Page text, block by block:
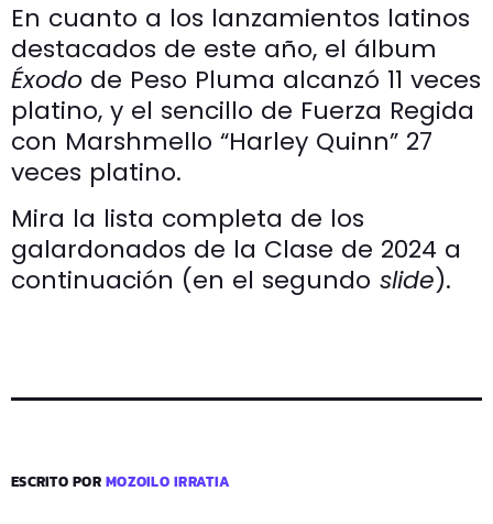
En cuanto a los lanzamientos latinos
destacados de este año, el álbum
Éxodo de Peso Pluma alcanzó 11 veces
platino, y el sencillo de Fuerza Regida
con Marshmello “Harley Quinn” 27
veces platino.
Mira la lista completa de los
galardonados de la Clase de 2024 a
continuación (en el segundo slide).
ESCRITO PORMOZOILO IRRATIA